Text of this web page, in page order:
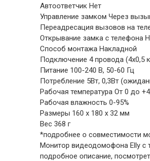
Автоответчик Нет
Управление замком Через
Переадресация вызовов на
Открывание замка с телефона
Способ монтажа Накладной
Подключение 4 провода (4х0,5
Питание 100-240 В, 50-60 Гц
Потребление 5Вт, 0,3Вт
Рабочая температура От 0 до
Рабочая влажность 0-95%
Размеры 160 х 180 х 32 мм
Вес 368 г
*подробнее о совместимости
Монитор видеодомофона Elly с
подробное описание,